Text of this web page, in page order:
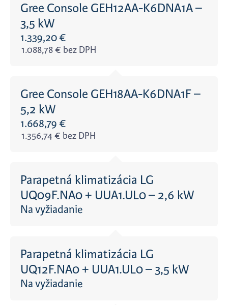
Vykurovací výkon klimatizácie
kW—5.3kW
dB 337dB
Hlučnosť vonkajšej jednotky
dB—223dB
kW —5.2 kW
Gree Console GEH12AA-K6DNA1A –
3,5 kW
1.339,20€
1.088,78€ bez DPH
Gree Console GEH18AA-K6DNA1F –
5,2 kW
1.668,79€
1.356,74 € bez DPH
Parapetná klimatizácia LG
UQ09F.NA0 + UUA1.UL0 – 2,6 kW
Na vyžiadanie
Parapetná klimatizácia LG
UQ12F.NA0 + UUA1.UL0 – 3,5 kW
Na vyžiadanie